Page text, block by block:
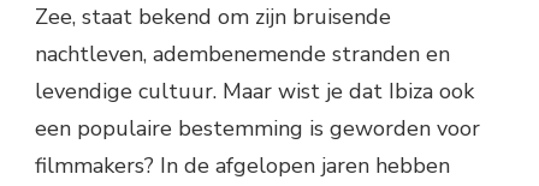
Zee, staat bekend om zijn bruisende
nachtleven, adembenemende stranden en
levendige cultuur. Maar wist je dat Ibiza ook
een populaire bestemming is geworden voor
filmmakers? In de afgelopen jaren hebben